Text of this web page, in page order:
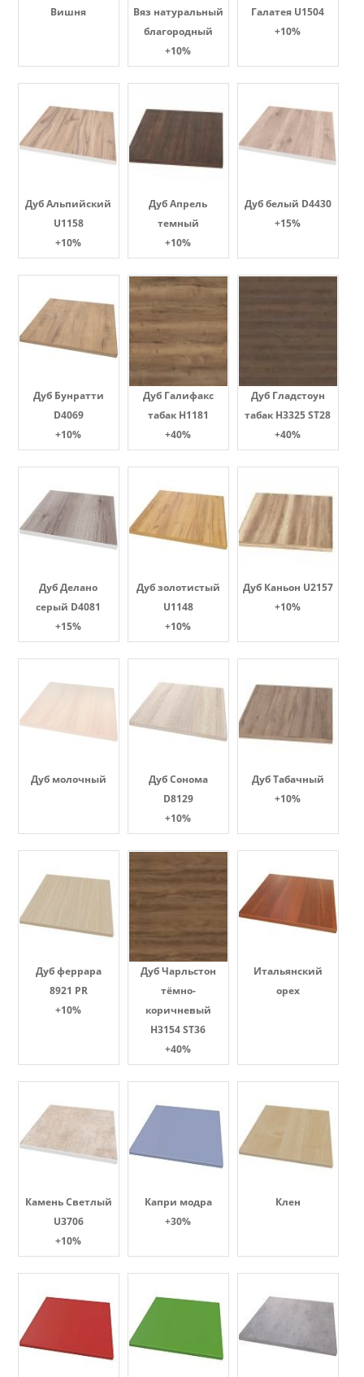
Вишня
Вяз натуральный
благородный
+10%
Галатея U1504
+10%
Дуб Альпийский
U1158
+10%
Дуб Апрель
темный
+10%
Дуб белый D4430
+15%
Дуб Бунратти
D4069
+10%
Дуб Галифакс
табак Н1181
+40%
Дуб Гладстоун
табак H3325 ST28
+40%
Дуб Делано
серый D4081
+15%
Дуб золотистый
U1148
+10%
Дуб Каньон U2157
+10%
Дуб молочный
Дуб Сонома
D8129
+10%
Дуб Табачный
+10%
Дуб феррара
8921 PR
+10%
Дуб Чарльстон
тёмно-
коричневый
H3154 ST36
+40%
Итальянский
орех
Камень Светлый
U3706
+10%
Капри модра
+30%
Клен